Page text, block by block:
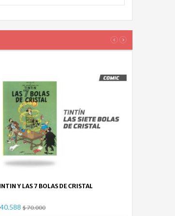
‹ ›
Y LAS 7 BOLAS DE CRISTAL
$ 70.000